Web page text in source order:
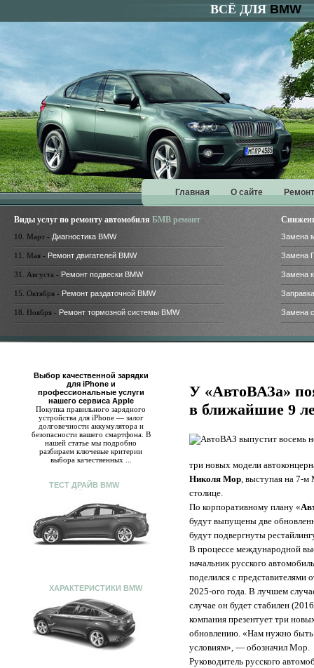
ВСЁ ДЛЯ BMW
Главная О сайте
Виды услуг по ремонту автомобиля БМВ ремонт
10. Март - Диагностика BMW
11. Мая - Ремонт двигателей BMW
31. Августа - Ремонт подвески BMW
15. Октября - Ремонт раздаточной BMW
18. Ноября - Ремонт тормозной системы BMW
Замена
Замена
Замена
Замена
Выбор качественной зарядки
для iPhone и
профессиональные услуги
нашего сервиса Apple
Покупка правильного зарядного
устройства для iPhone — залог
долговечности аккумулятора и
безопасности вашего смартфона. В
нашей статье мы подробно
разбираем ключевые критерии
выбора качественных ...
ТЕСТ ДРАЙВ BMW
ХАРАКТЕРИСТИКИ BMW
У «АвтоВАЗа»
в ближайшие 9
три новых модели
Николя Мор, выступая на 7-
столице.
По корпоративному плану «
будут выпущены две
будут подвергнуты
В процессе международной
начальник русского
поделился с
2025-ого года. В лучшем
случае он будет стабилен
компания презентует три
обновлению. «Нам нужно
условиям», — обозначил Мор.
Руководитель русского